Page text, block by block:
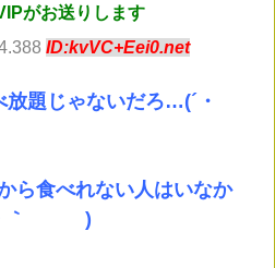
がお送りします
ID:kvVC+Eei0.net
題じゃないだろ…(´・
ら食べれない人はいなか
・｀ )